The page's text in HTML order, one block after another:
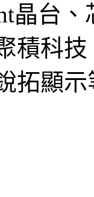
晶台
積科
拓顯